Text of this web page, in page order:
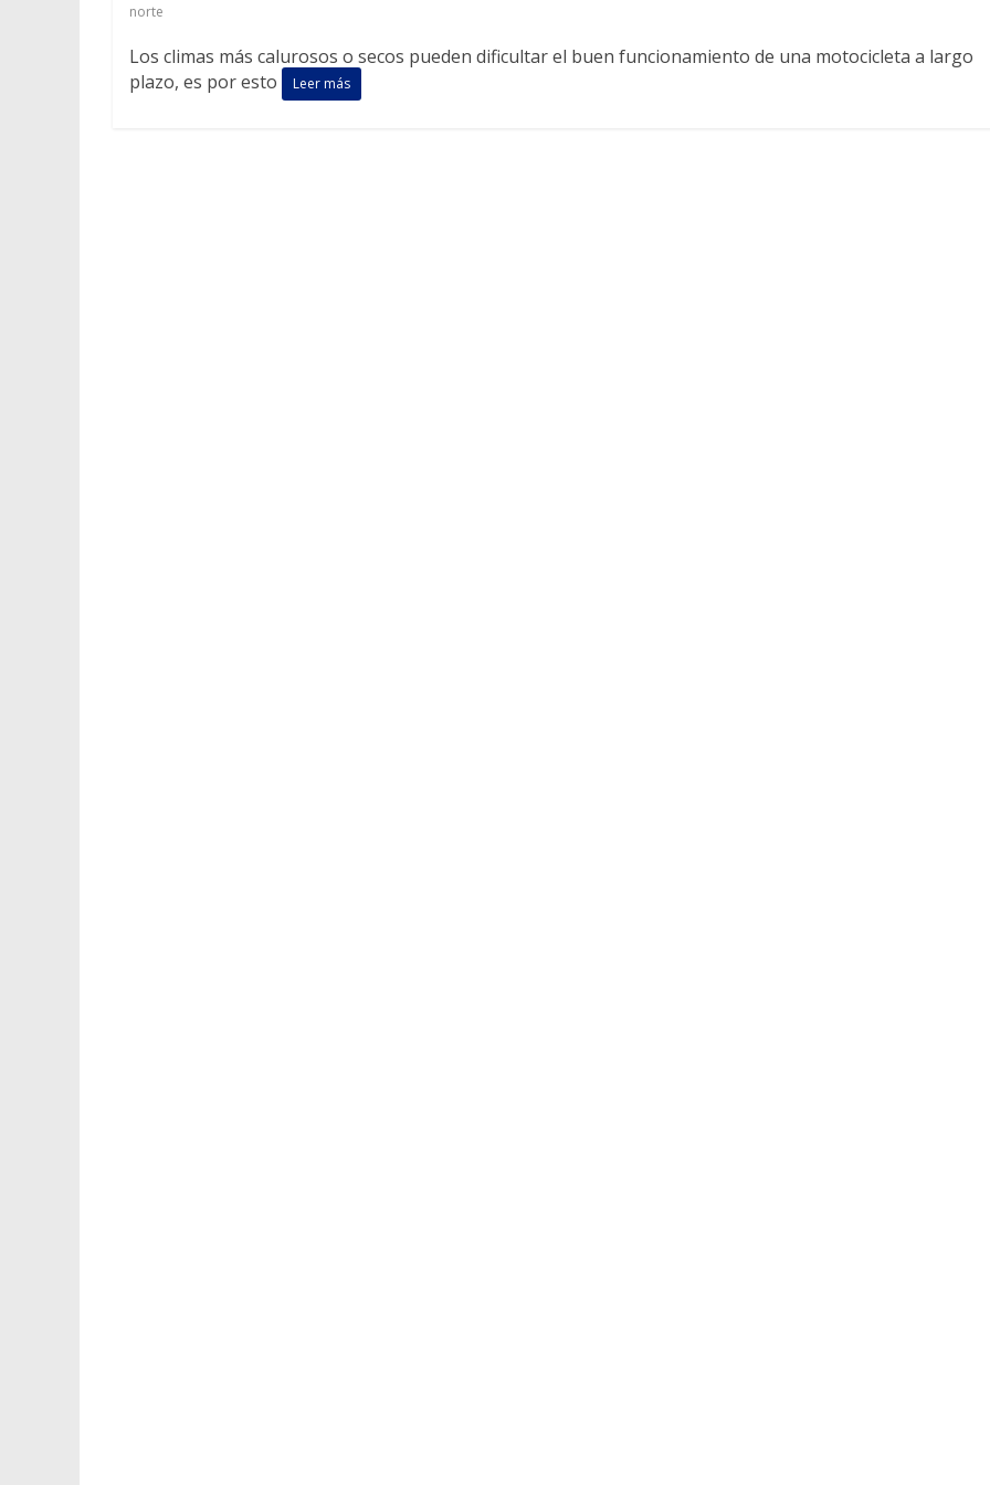
norte
Los climas más calurosos o secos pueden dificultar el buen funcionamiento de una motocicleta a largo
plazo, es por esto
Leer más